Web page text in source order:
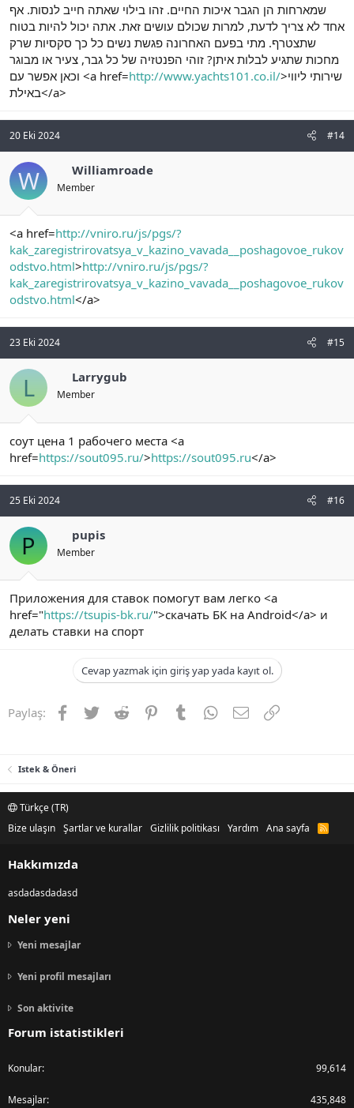
שמארחות הן הגבר איכות החיים. זהו בילוי שאתה חייב לנסות. אף
אחד לא צריך לדעת, למרות שכולם עושים זאת. אתה יכול להיות בטוח
שתצטרף. מתי בפעם האחרונה פגשת נשים כל כך סקסיות שרק
מחכות שתגיע לבלות איתן? זוהי הפנטזיה של כל גבר, צעיר או מבוגר
וכאן אפשר עם <a href=http://www.yachts101.co.il/>שירותי ליווי
באילת</a>
20 Eki 2024 #14
W Williamroade
Member
<a href=http://vniro.ru/js/pgs/?
kak_zaregistrirovatsya_v_kazino_vavada__poshagovoe_rukov
odstvo.html>http://vniro.ru/js/pgs/?
kak_zaregistrirovatsya_v_kazino_vavada__poshagovoe_rukov
odstvo.html</a>
23 Eki 2024 #15
L Larrygub
Member
соут цена 1 рабочего места <a
href=https://sout095.ru/>https://sout095.ru</a>
25 Eki 2024 #16
P pupis
Member
Приложения для ставок помогут вам легко <a
href="https://tsupis-bk.ru/">скачать БК на Android</a> и
делать ставки на спорт
Cevap yazmak için giriş yap yada kayıt ol.
Paylaş: Facebook
TwitterReddit PinterestTumblrWhatsApp
E-postaLink
Istek & Öneri
Türkçe (TR)
Bize ulaşın Şartlar ve kurallar Gizlilik politikası Yardım Ana sayfa
R
Hakkımızda
asdadasdadasd
Neler yeni
Yeni mesajlar
Yeni profil mesajları
Son aktivite
Forum istatistikleri
Konular 99,614
Mesajlar 435,848